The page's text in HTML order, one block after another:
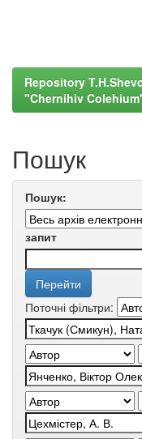
Repository
"Chernihiv
Пошук
Пошук:
запит
Поточні фільтри: